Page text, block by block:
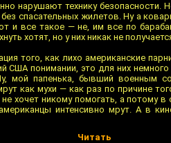
нарушают технику безопасности.
спасательных жилетов. Ну а
и все такое — не, им все по
хотят, но у них никак не
того, как лихо американские
США понимании, это для них
мой папенька, бывший военным
как мухи — как раз по причине
хочет никому помогать, а потому
интенсивно мрут. А в
Читать